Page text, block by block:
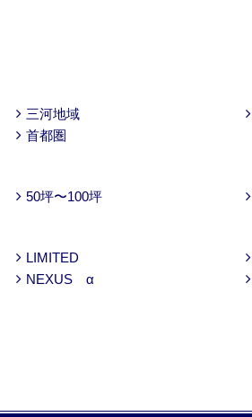
三河地域
首都圏
50坪〜100坪
LIMITED
NEXUS α